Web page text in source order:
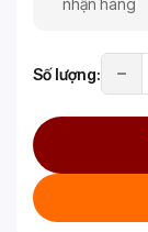
nhận hàng
Số lượng: